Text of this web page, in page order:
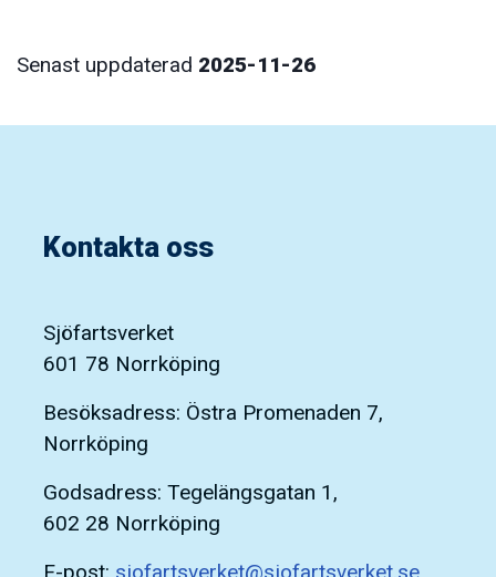
Senast uppdaterad 2025-11-26
Kontakta oss
Sjöfartsverket
601 78 Norrköping
Besöksadress: Östra Promenaden 7,
Norrköping
Godsadress: Tegelängsgatan 1,
602 28 Norrköping
E-post: sjofartsverket@sjofartsverket.se